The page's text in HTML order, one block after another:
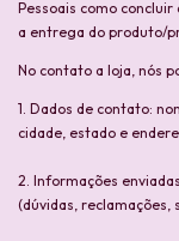
Pessoais como
a entrega do produto/
No contato a loja, nós
1. Dados de contato:
cidade, estado e
2. Informações
(dúvidas, reclamações,